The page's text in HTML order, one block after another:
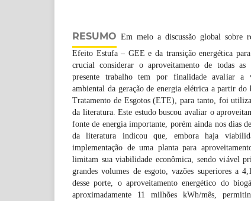
RESUMO Em meio a discussão global sobre
Efeito Estufa – GEE e da transição energética
crucial considerar o aproveitamento de todas
presente trabalho tem por finalidade avaliar a
ambiental da geração de energia elétrica a partir do
Tratamento de Esgotos (ETE), para tanto, foi
da literatura. Este estudo buscou avaliar o
fonte de energia importante, porém ainda nos dias
da literatura indicou que, embora haja
implementação de uma planta para
limitam sua viabilidade econômica, sendo viável
grandes volumes de esgoto, vazões superiores a
desse porte, o aproveitamento energético do
aproximadamente 11 milhões kWh/mês,